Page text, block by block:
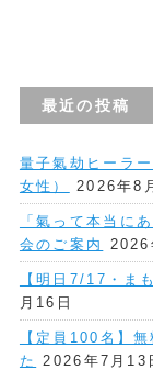
最近の投稿
量子氣劫ヒーラ
女性）
2026年8
「氣って本当に
会のご案内
2026
【明日7/17・ま
月16日
【定員100名】
た
2026年7月13